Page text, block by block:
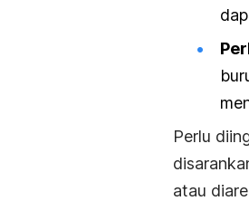
Perlu
atau